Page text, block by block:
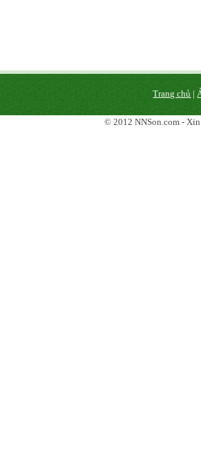
Trang chủ |
© 2012 NNSon.com -